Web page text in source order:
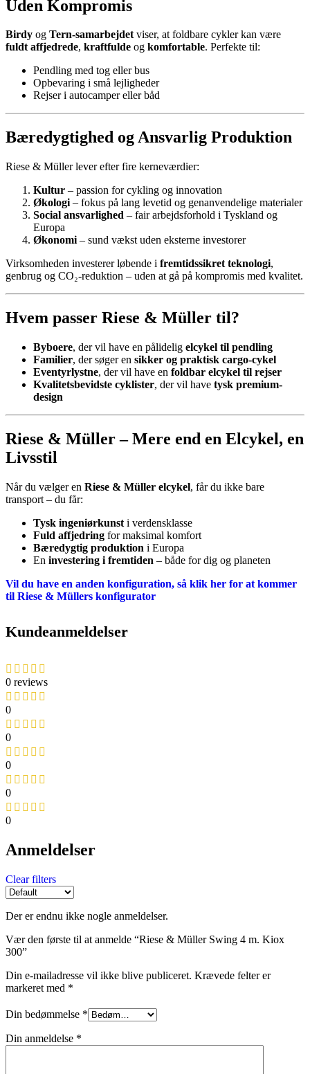
Uden Kompromis
Birdy og Tern-samarbejdetviser, at foldbare cykler kan være
fuldt affjedrede, kraftfulde og komfortable. Perfekte til:
Pendling med tog eller bus
Opbevaring i små lejligheder
Rejser i autocamper eller båd
Bæredygtighed og Ansvarlig Produktion
Riese & Müller lever efter fire kerneværdier:
Kultur – passion for cykling og innovation
Økologi – fokus på lang levetid og genanvendelige materialer
Social ansvarlighed – fair arbejdsforhold i Tyskland og
Europa
Økonomi – sund vækst uden eksterne investorer
Virksomheden investerer løbende i fremtidssikret teknologi,
genbrug og CO₂-reduktion – uden at gå på kompromis med kvalitet.
Hvem passer Riese & Müller til?
Byboere, der vil have en pålidelig elcykel til pendling
Familier, der søger en sikker og praktisk cargo-cykel
Eventyrlystne, der vil have en foldbar elcykel til rejser
Kvalitetsbevidste cyklister, der vil have tysk premium-
design
Riese & Müller – Mere end en Elcykel, en
Livsstil
Når du vælger en Riese & Müller elcykel, får du ikke bare
transport – du får:
Tysk ingeniørkunst i verdensklasse
Fuld affjedring for maksimal komfort
Bæredygtig produktion i Europa
En investering i fremtiden – både for dig og planeten
Vil du have en anden konfiguration, så klik her for at kommer
til Riese & Müllers konfigurator
Kundeanmeldelser
0 reviews
0
0
0
0
0
Anmeldelser
Clear filters
Der er endnu ikke nogle anmeldelser.
Vær den første til at anmelde “Riese & Müller Swing 4 m. Kiox
300”
Din e-mailadresse vil ikke blive publiceret. Krævede felter er
markeret med *
Din bedømmelse *
Din anmeldelse *